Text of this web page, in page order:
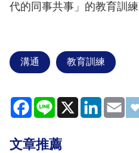
代的同事共事」的教育訓練
溝通 教育訓練
Facebook
Line X LinkedIn
文章推薦